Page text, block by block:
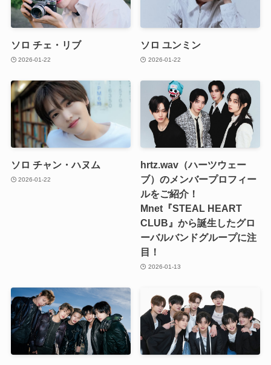
ソロ チェ・リブ
2026-01-22
ソロ ユンミン
2026-01-22
ソロ チャン・ハヌム
2026-01-22
hrtz.wav（ハーツウェー
ブ）のメンバープロフィー
ルをご紹介！
Mnet『STEAL HEART
CLUB』から誕生したグロ
ーバルバンドグループに注
目！
2026-01-13